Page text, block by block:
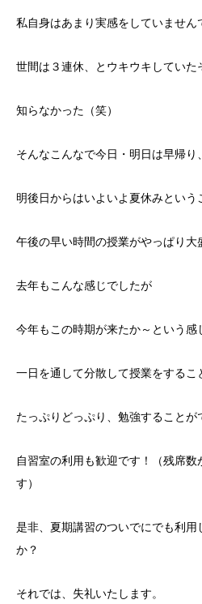
私自身はあまり実感をしていません
世間は３連休、とウキウキしていた
知らなかった（笑）
そんなこんなで今日・明日は早帰り、
明後日からはいよいよ夏休みという
午後の早い時間の授業がやっぱり大
去年もこんな感じでしたが
今年もこの時期が来たか～という感
一日を通して分散して授業をするこ
たっぷりどっぷり、勉強することが
自習室の利用も歓迎です！（残席
す）
是非、夏期講習のついでにでも利用
か？
それでは、失礼いたします。